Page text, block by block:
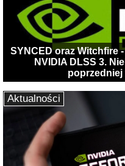
SYNCED oraz Witchfire
NVIDIA DLSS 3.
Aktualności